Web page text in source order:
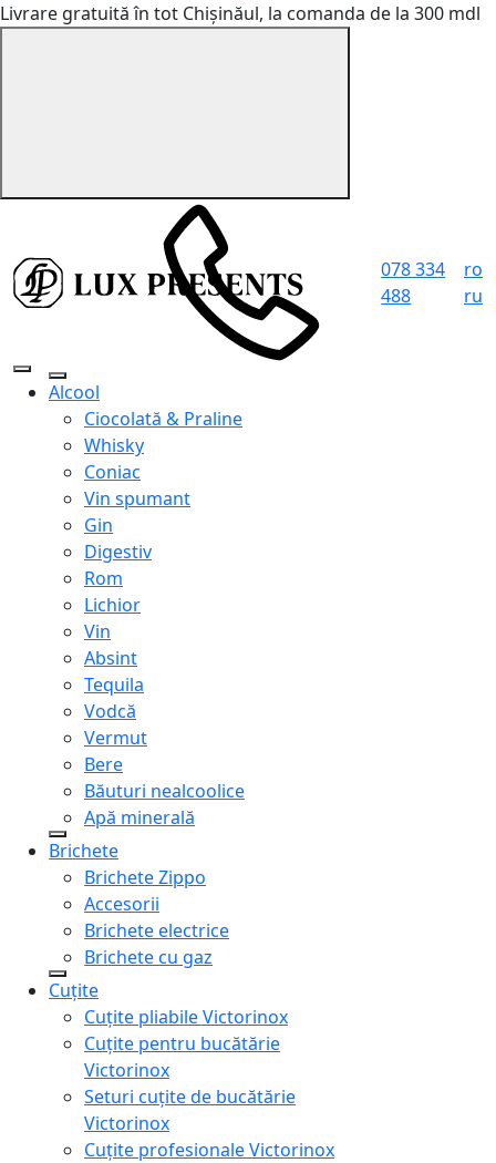
Livrare gratuită în tot Chișinăul, la comanda de la 300 mdl
078 334
488
ro
ru
Alcool
Ciocolată & Praline
Whisky
Coniac
Vin spumant
Gin
Digestiv
Rom
Lichior
Vin
Absint
Tequila
Vodcă
Vermut
Bere
Băuturi nealcoolice
Apă minerală
Brichete
Brichete Zippo
Accesorii
Brichete electrice
Brichete cu gaz
Cuțite
Cuțite pliabile Victorinox
Cuțite pentru bucătărie
Victorinox
Seturi cuțite de bucătărie
Victorinox
Cuțite profesionale Victorinox